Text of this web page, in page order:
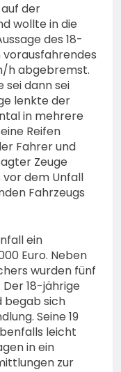
der
wollte in die
des 18-
vorausfahrendes
h abgebremst.
sei dann sei
lenkte der
in mehrere
Reifen
Fahrer und
Zeuge
vor dem Unfall
Fahrzeugs
ein
Euro. Neben
wurden fünf
18-jährige
begab sich
Seine 19
leicht
in ein
zur